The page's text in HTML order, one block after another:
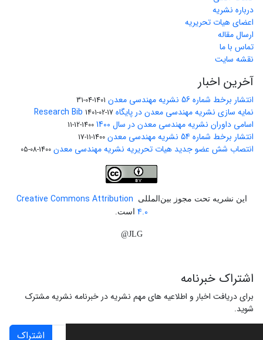
درباره نشریه
اعضای هیات تحریریه
ارسال مقاله
تماس با ما
نقشه سایت
آخرین اخبار
انتشار برخط شماره 56 نشریه مهندسی معدن 1401-04-31
نمایه سازی نشریه مهندسی معدن در پایگاه Research Bib 1401-02-17
اسامی داوران نشریه مهندسی معدن در سال 1400 1400-12-11
انتشار برخط شماره 54 نشریه مهندسی معدن 1400-11-17
انتصاب شش عضو جدید هیات تحریریه نشریه مهندسی معدن 1400-08-05
این نشریه تحت مجوز بین‌المللی
Creative Commons Attribution
4.0 است.
JLG@
اشتراک خبرنامه
برای دریافت اخبار و اطلاعیه های مهم نشریه در خبرنامه نشریه مشترک
شوید.
اشتراک